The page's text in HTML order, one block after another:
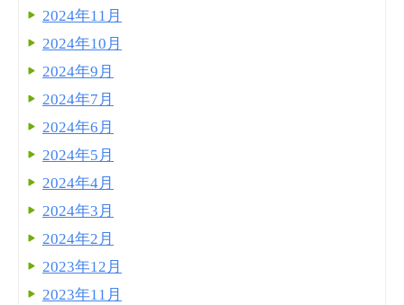
2024年11月
2024年10月
2024年9月
2024年7月
2024年6月
2024年5月
2024年4月
2024年3月
2024年2月
2023年12月
2023年11月